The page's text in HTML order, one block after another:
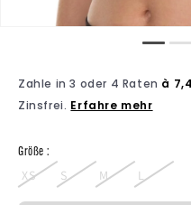
Größe :
XS S M L